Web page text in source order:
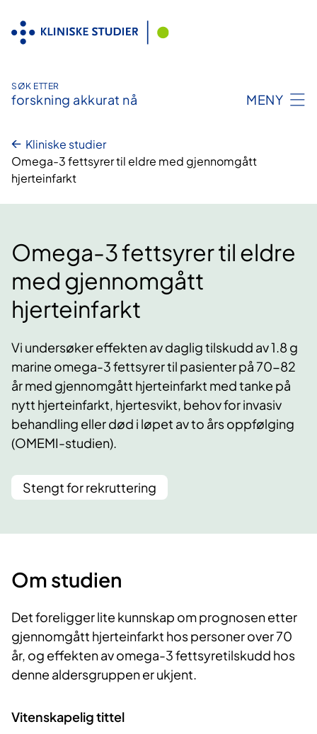
innhold
SØK ETTER
forskning akkurat nå MENY
Kliniske studier
Omega-3 fettsyrer til eldre med gjennomgått
hjerteinfarkt
Omega-3 fettsyrer til eldre
med gjennomgått
hjerteinfarkt
Vi undersøker effekten av daglig tilskudd av 1.8 g
marine omega-3 fettsyrer til pasienter på 70-82
år med gjennomgått hjerteinfarkt med tanke på
nytt hjerteinfarkt, hjertesvikt, behov for invasiv
behandling eller død i løpet av to års oppfølging
(OMEMI-studien).
Stengt for rekruttering
Om studien
Det foreligger lite kunnskap om prognosen etter
gjennomgått hjerteinfarkt hos personer over 70
år, og effekten av omega-3 fettsyretilskudd hos
denne aldersgruppen er ukjent.
Vitenskapelig tittel